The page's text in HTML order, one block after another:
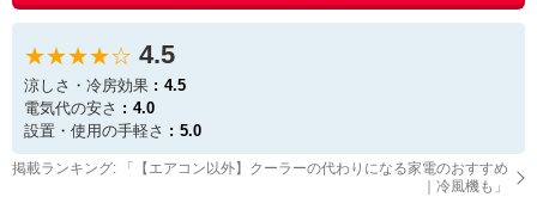
★★★★☆ 4.5
涼しさ・冷房効果
4.5
電気代の安さ
4.0
設置・使用の手軽さ
5.0
掲載ランキング: 「
【エアコン以外】クーラーの代わりになる家電のおすすめ
｜冷風機も 」